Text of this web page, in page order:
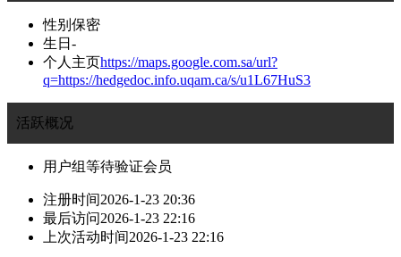
性别 保密
生日 -
个人主页https://maps.google.com.sa/url?
q=https://hedgedoc.info.uqam.ca/s/u1L67HuS3
活跃概况
用户组等待验证会员
注册时间2026-1-23 20:36
最后访问2026-1-23 22:16
上次活动时间2026-1-23 22:16